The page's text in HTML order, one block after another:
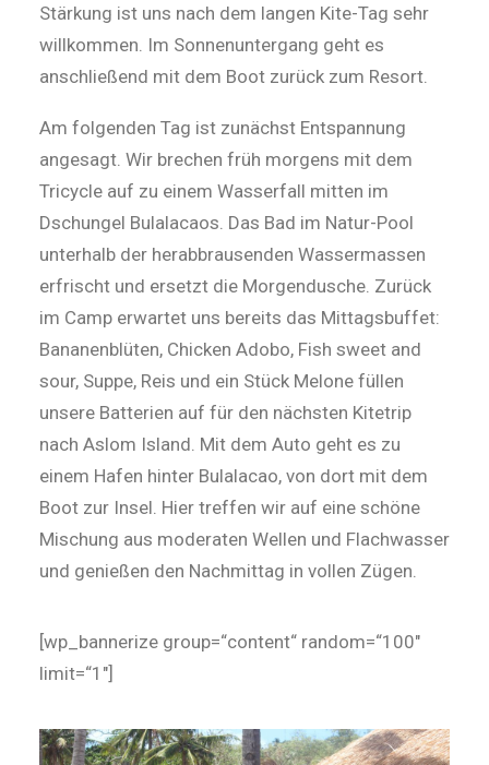
Stärkung ist uns nach dem langen Kite-Tag sehr
willkommen. Im Sonnenuntergang geht es
anschließend mit dem Boot zurück zum Resort.
Am folgenden Tag ist zunächst Entspannung
angesagt. Wir brechen früh morgens mit dem
Tricycle auf zu einem Wasserfall mitten im
Dschungel Bulalacaos. Das Bad im Natur-Pool
unterhalb der herabbrausenden Wassermassen
erfrischt und ersetzt die Morgendusche. Zurück
im Camp erwartet uns bereits das Mittagsbuffet:
Bananenblüten, Chicken Adobo, Fish sweet and
sour, Suppe, Reis und ein Stück Melone füllen
unsere Batterien auf für den nächsten Kitetrip
nach Aslom Island. Mit dem Auto geht es zu
einem Hafen hinter Bulalacao, von dort mit dem
Boot zur Insel. Hier treffen wir auf eine schöne
Mischung aus moderaten Wellen und Flachwasser
und genießen den Nachmittag in vollen Zügen.
[wp_bannerize group=“content“ random=“100″
limit=“1″]